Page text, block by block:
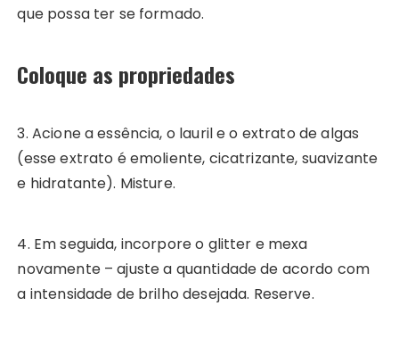
que possa ter se formado.
Coloque as propriedades
3. Acione a essência, o lauril e o extrato de algas
(esse extrato é emoliente, cicatrizante, suavizante
e hidratante). Misture.
4. Em seguida, incorpore o glitter e mexa
novamente – ajuste a quantidade de acordo com
a intensidade de brilho desejada. Reserve.